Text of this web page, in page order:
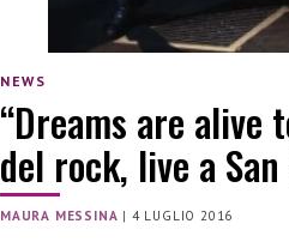
NEWS
“Dreams are
del rock, live a
MAURA MESSINA | 4 LUGLIO 2016